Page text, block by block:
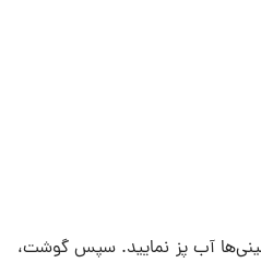
آب پز نمایید. سپس گوشت،